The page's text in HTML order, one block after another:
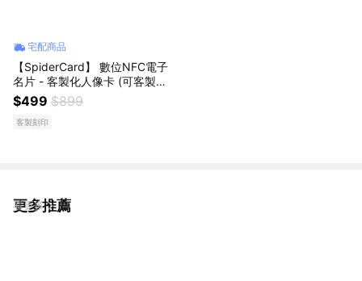
宅配商品
【SpiderCard】 數位NFC電子
名片 - 客製化人像卡 (可客製
化）
$499 $899
客製刻印
更多推薦
看更多